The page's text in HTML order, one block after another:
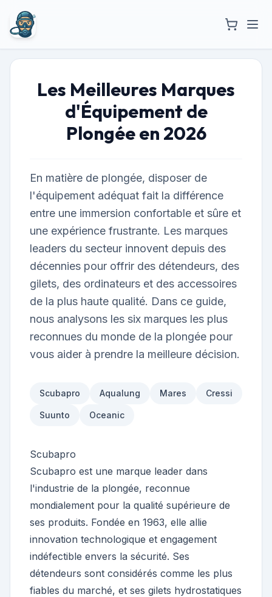
Les Meilleures Marques
d'Équipement de
Plongée en 2026
En matière de plongée, disposer de
l'équipement adéquat fait la différence
entre une immersion confortable et sûre et
une expérience frustrante. Les marques
leaders du secteur innovent depuis des
décennies pour offrir des détendeurs, des
gilets, des ordinateurs et des accessoires
de la plus haute qualité. Dans ce guide,
nous analysons les six marques les plus
reconnues du monde de la plongée pour
vous aider à prendre la meilleure décision.
Scubapro Aqualung Mares Cressi
Suunto Oceanic
Scubapro
Scubapro est une marque leader dans
l'industrie de la plongée, reconnue
mondialement pour la qualité supérieure de
ses produits. Fondée en 1963, elle allie
innovation technologique et engagement
indéfectible envers la sécurité. Ses
détendeurs sont considérés comme les plus
fiables du marché, et ses gilets hydrostatiques